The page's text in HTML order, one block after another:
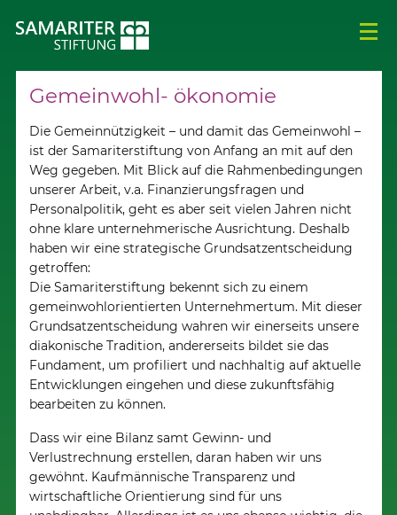
Gemeinwohl- ökonomie
Die Gemeinnützigkeit – und damit das Gemeinwohl –
ist der Samariterstiftung von Anfang an mit auf den
Weg gegeben. Mit Blick auf die Rahmenbedingungen
unserer Arbeit, v.a. Finanzierungsfragen und
Personalpolitik, geht es aber seit vielen Jahren nicht
ohne klare unternehmerische Ausrichtung. Deshalb
haben wir eine strategische Grundsatzentscheidung
getroffen:
Die Samariterstiftung bekennt sich zu einem
gemeinwohlorientierten Unternehmertum. Mit dieser
Grundsatzentscheidung wahren wir einerseits unsere
diakonische Tradition, andererseits bildet sie das
Fundament, um profiliert und nachhaltig auf aktuelle
Entwicklungen eingehen und diese zukunftsfähig
bearbeiten zu können.
Dass wir eine Bilanz samt Gewinn- und
Verlustrechnung erstellen, daran haben wir uns
gewöhnt. Kaufmännische Transparenz und
wirtschaftliche Orientierung sind für uns